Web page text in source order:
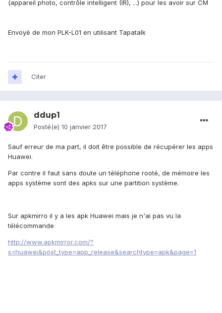
(appareil photo, contrôle intelligent (IR), ...) pour les avoir sur CM
Envoyé de mon PLK-L01 en utilisant Tapatalk
Citer
ddup1
Posté(e) 10 janvier 2017
Sauf erreur de ma part, il doit être possible de récupérer les apps
Huawei.
Par contre il faut sans doute un téléphone rooté, de mémoire les
apps système sont des apks sur une partition système.
Sur apkmirro il y a les apk Huawei mais je n'ai pas vu la
télécommande
http://www.apkmirror.com/?
s=huawei&post_type=app_release&searchtype=apk&page=1